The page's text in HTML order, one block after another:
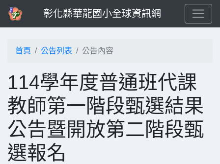
彰化縣華龍國小全球資訊網
首頁 公告列表 公告內容
114學年度普通班代課
教師第一階段甄選結果
公告暨開放第二階段甄
選報名